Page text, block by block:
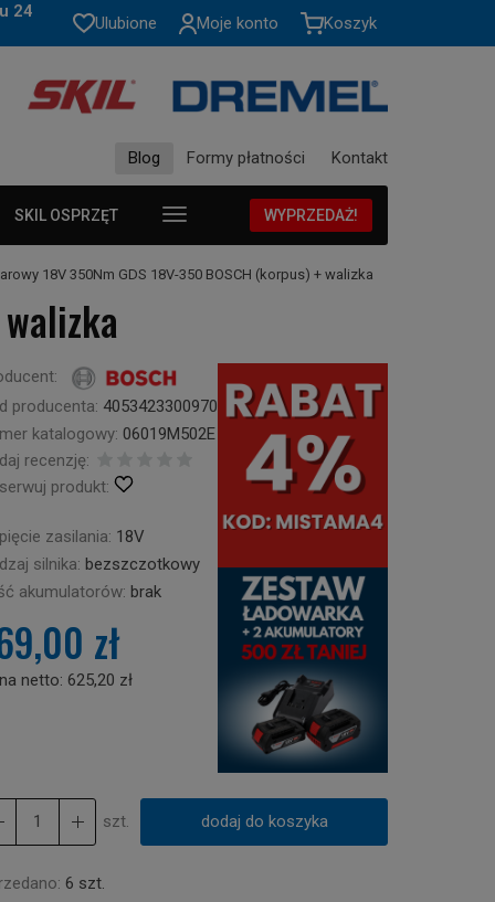
24
Ulubione Moje konto Koszyk
Blog Formy płatności Kontakt
SKIL OSPRZĘT WYPRZEDAŻ!
18V 350Nm GDS 18V-350 BOSCH (korpus) + walizka
producenta: 4053423300970
katalogowy: 06019M502E
recenzję:
produkt:
zasilania: 18V
silnika: bezszczotkowy
akumulatorów: brak
zł
netto: 625,20 zł
szt. dodaj do koszyka
6 szt.